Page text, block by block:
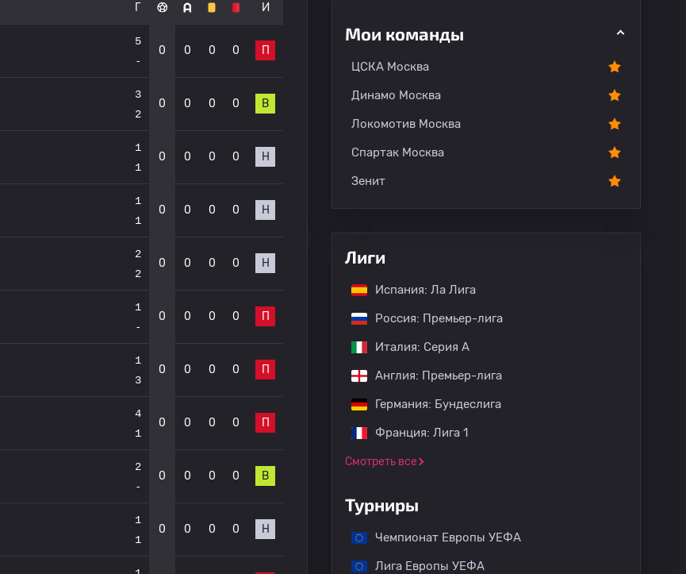
Г И
5
-
0 0 0 0 П
3
2
0 0 0 0 В
1
1
0 0 0 0 Н
1
1
0 0 0 0 Н
2
2
0 0 0 0 Н
1
-
0 0 0 0 П
1
3
0 0 0 0 П
4
1
0 0 0 0 П
2
-
0 0 0 0 В
1
1
0 0 0 0 Н
Мои команды
ЦСКА Москва
Динамо Москва
Локомотив Москва
Спартак Москва
Зенит
Лиги
Испания: Ла Лига
Россия: Премьер-лига
Италия: Серия А
Англия: Премьер-лига
Германия: Бундеслига
Франция: Лига 1
Смотреть все
Турниры
Чемпионат Европы УЕФА
Лига Европы УЕФА